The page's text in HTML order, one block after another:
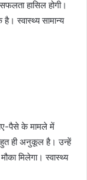
हासिल होगी।
स्वास्थ्य सामान्य
पैसे के मामले में
ही अनुकूल है। उन्हें
मिलेगा। स्वास्थ्य